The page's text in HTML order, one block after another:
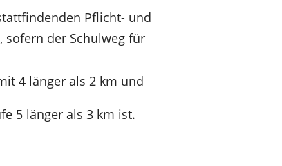
Pflicht- und
sofern der Schulweg für
4 länger als 2 km und
5 länger als 3 km ist.